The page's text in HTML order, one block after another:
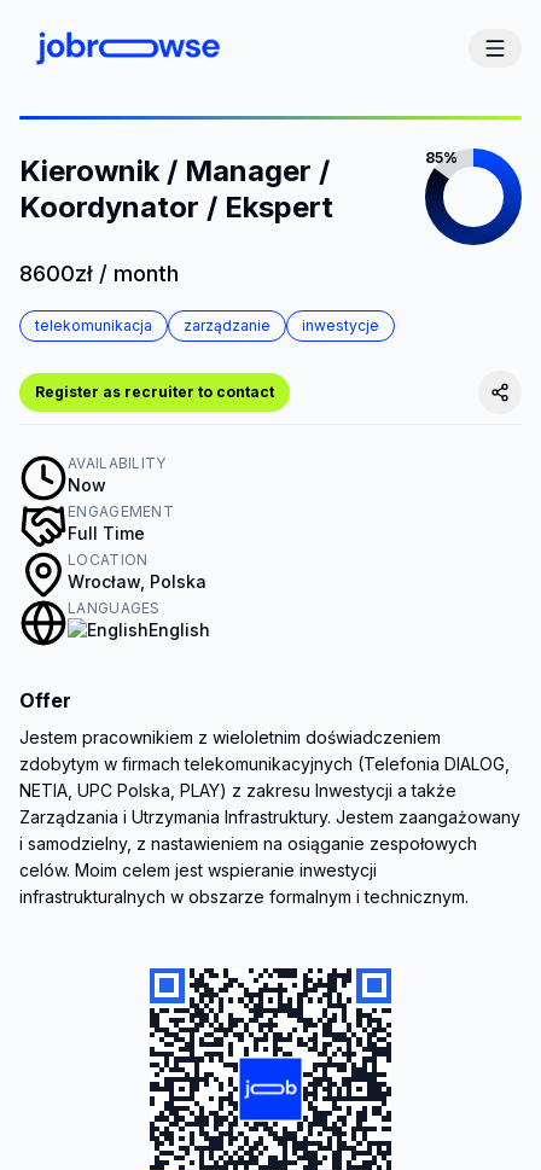
Kierownik / Manager /
Koordynator / Ekspert
85%
8600zł / month
telekomunikacja zarządzanie inwestycje
Register as recruiter to contact
AVAILABILITY
Now
ENGAGEMENT
Full Time
LOCATION
Wrocław, Polska
LANGUAGES
English
Offer
Jestem pracownikiem z wieloletnim doświadczeniem
zdobytym w firmach telekomunikacyjnych (Telefonia DIALOG,
NETIA, UPC Polska, PLAY) z zakresu Inwestycji a także
Zarządzania i Utrzymania Infrastruktury. Jestem zaangażowany
i samodzielny, z nastawieniem na osiąganie zespołowych
celów. Moim celem jest wspieranie inwestycji
infrastrukturalnych w obszarze formalnym i technicznym.